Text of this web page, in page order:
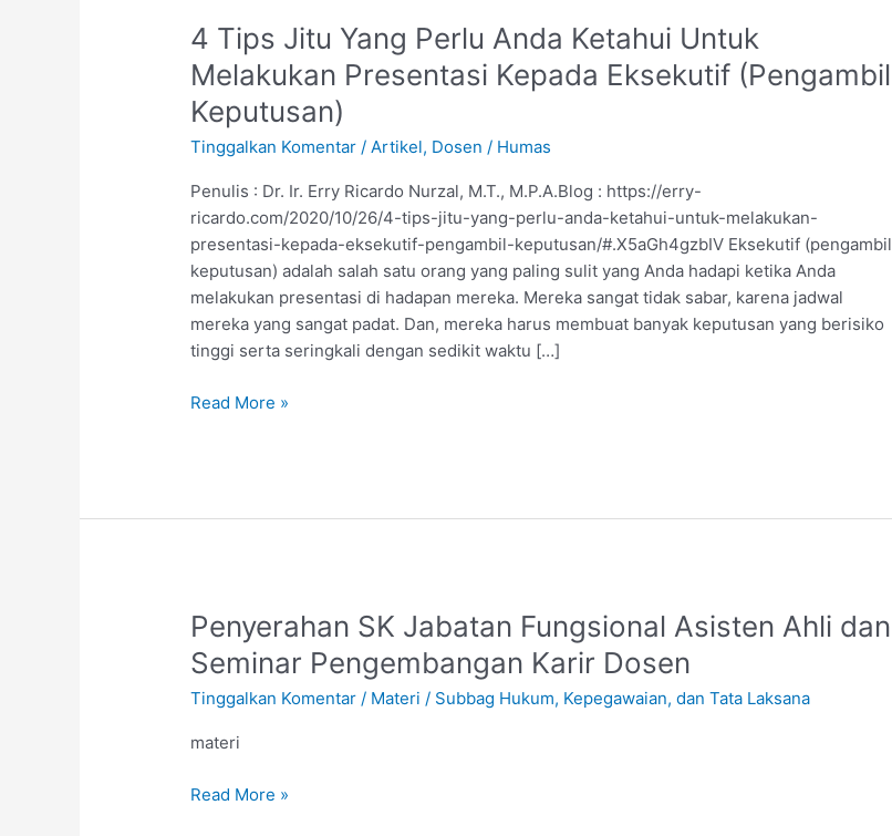
4 Tips Jitu Yang Perlu Anda Ketahui Untuk
Melakukan Presentasi Kepada Eksekutif (Pengambil
Keputusan)
Tinggalkan Komentar /Artikel, Dosen / Humas
Penulis : Dr. Ir. Erry Ricardo Nurzal, M.T., M.P.A.Blog : https://erry-
ricardo.com/2020/10/26/4-tips-jitu-yang-perlu-anda-ketahui-untuk-melakukan-
presentasi-kepada-eksekutif-pengambil-keputusan/#.X5aGh4gzbIV Eksekutif (pengambil
keputusan) adalah salah satu orang yang paling sulit yang Anda hadapi ketika Anda
melakukan presentasi di hadapan mereka. Mereka sangat tidak sabar, karena jadwal
mereka yang sangat padat. Dan, mereka harus membuat banyak keputusan yang berisiko
tinggi serta seringkali dengan sedikit waktu […]
4
Jitu
Yang
Perlu
Anda
Ketahui
Untuk
Melakukan
Presentasi
Kepada
Eksekutif
(Pengambil
Read More »
Penyerahan SK Jabatan Fungsional Asisten Ahli dan
Seminar Pengembangan Karir Dosen
Tinggalkan Komentar / Materi / Subbag Hukum, Kepegawaian, dan Tata Laksana
materi
Penyerahan
Jabatan
Fungsional
Ahli
Seminar
Read More »